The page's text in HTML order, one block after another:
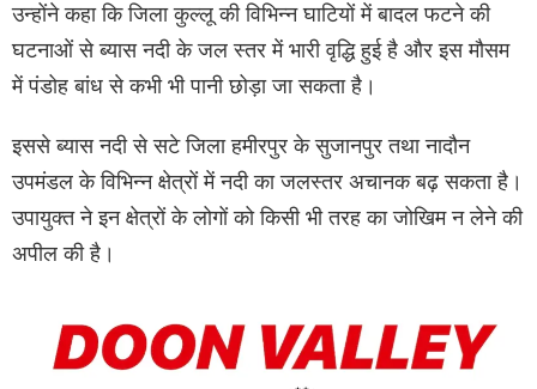
उन्होंने कहा कि जिला कुल्लू की विभिन्न घाटियों में बादल फटने की
घटनाओं से ब्यास नदी के जल स्तर में भारी वृद्धि हुई है और इस मौसम
में पंडोह बांध से कभी भी पानी छोड़ा जा सकता है।
इससे ब्यास नदी से सटे जिला हमीरपुर के सुजानपुर तथा नादौन
उपमंडल के विभिन्न क्षेत्रों में नदी का जलस्तर अचानक बढ़ सकता है।
उपायुक्त ने इन क्षेत्रों के लोगों को किसी भी तरह का जोखिम न लेने की
अपील की है।